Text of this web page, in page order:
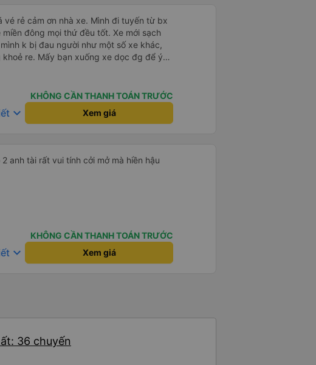
vé rẻ cảm ơn nhà xe. Mình đi tuyến từ bx
đông mọi thứ đều tốt. Xe mới sạch
k bị đau người như một số xe khác,
khoẻ re. Mấy bạn xuống xe dọc đg để ý
KHÔNG CẦN THANH TOÁN TRƯỚC
keyboard_arrow_down Xem giá
anh tài rất vui tính cởi mở mà hiền hậu
KHÔNG CẦN THANH TOÁN TRƯỚC
keyboard_arrow_down Xem giá
36 chuyến